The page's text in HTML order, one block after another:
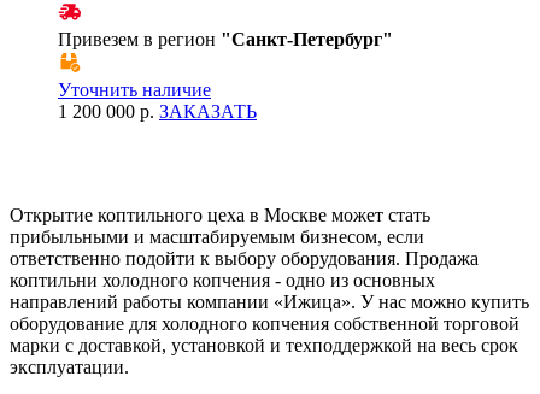
Привезем в регион "Санкт-Петербург"
Уточнить наличие
1 200 000 р. ЗАКАЗАТЬ
Открытие коптильного цеха в Москве может стать
прибыльными и масштабируемым бизнесом, если
ответственно подойти к выбору оборудования. Продажа
коптильни холодного копчения - одно из основных
направлений работы компании «Ижица». У нас можно купить
оборудование для холодного копчения собственной торговой
марки с доставкой, установкой и техподдержкой на весь срок
эксплуатации.